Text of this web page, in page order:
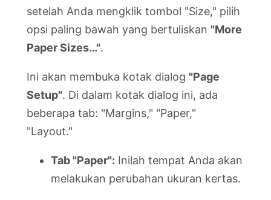
setelah Anda mengklik tombol "Size," pilih
opsi paling bawah yang bertuliskan "More
Paper Sizes…".
Ini akan membuka kotak dialog "Page
Setup". Di dalam kotak dialog ini, ada
beberapa tab: "Margins," "Paper,"
"Layout."
Tab "Paper": Inilah tempat Anda akan
melakukan perubahan ukuran kertas.